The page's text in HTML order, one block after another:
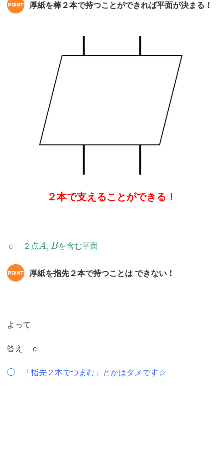
厚紙を棒２本で持つことができれば平面が決まる！
２本で支えることができる！
ｃ ２点A, Bを含む平面
厚紙を指先２本で持つことは できない！
よって
答え ｃ
◯ 「指先２本でつまむ」とかはダメです☆